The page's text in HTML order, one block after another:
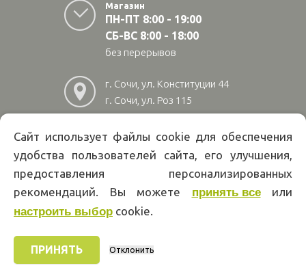
Магазин
ПН-ПТ 8:00 - 19:00
СБ-ВС 8:00 - 18:00
без перерывов
г. Сочи, ул. Конституции 44
г. Сочи, ул. Роз 115
г. Адлер, ул Авиационная
28/10
222 02 01
офертой. Указанные цены действуют только при оформлении заказа
через интернет-магазин papakarlotools.ru.
Сайт использует файлы cookie для обеспечения
удобства пользователей сайта, его улучшения,
предоставления персонализированных
рекомендаций. Вы можете принять всеили
настроить выбор cookie.
ПРИНЯТЬ Отклонить